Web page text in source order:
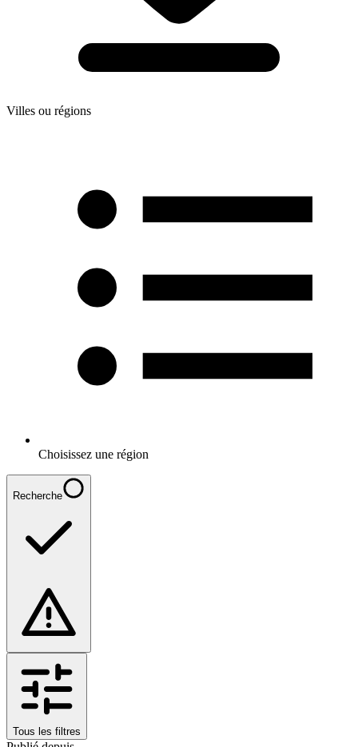
Villes ou régions
Choisissez une région
Recherche
Tous les filtres